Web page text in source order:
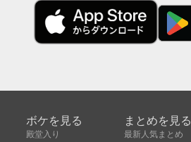
ボケを見る
殿堂入り
まとめを見る
最新人気まとめ